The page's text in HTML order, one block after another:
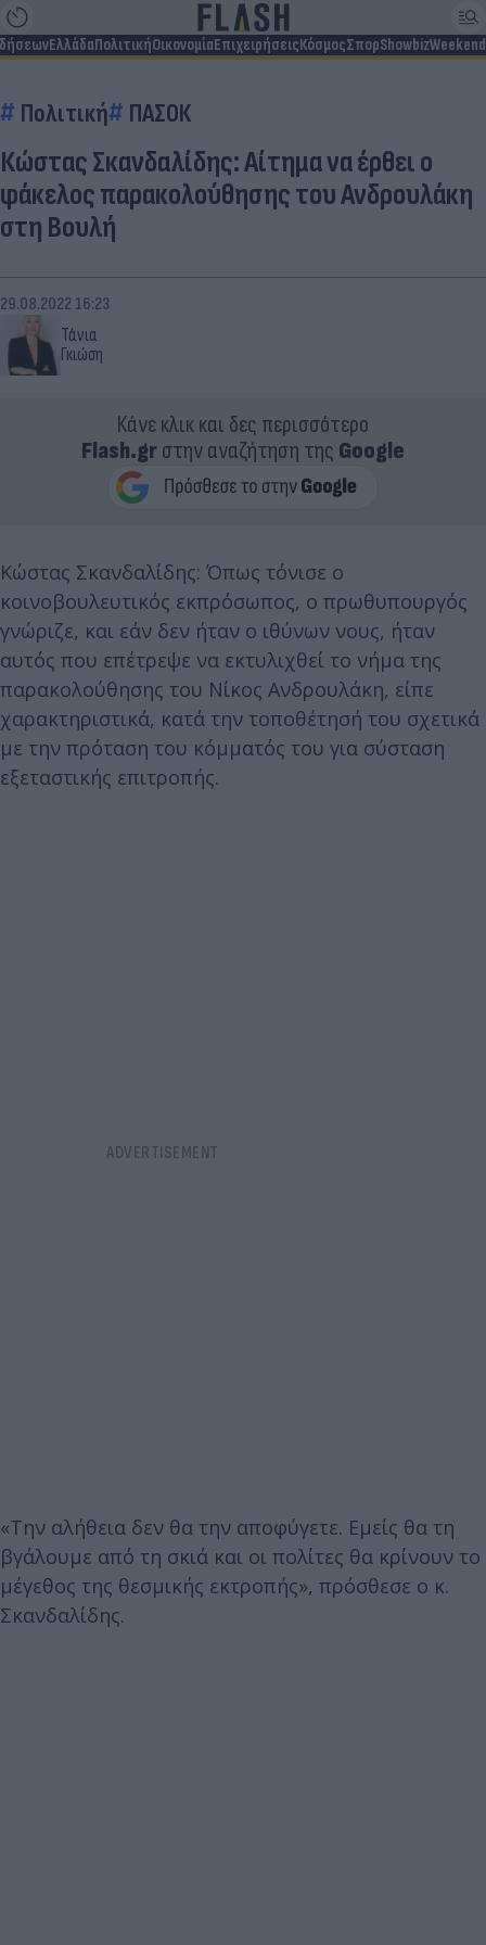
ΕλλάδαΠολιτικήΟικονομίαΕπιχειρήσειςΚόσμοςΣπορShowbizWeekend
Πολιτική ΠΑΣΟΚ
Κώστας Σκανδαλίδης: Αίτημα να έρθει ο
φάκελος παρακολούθησης του Ανδρουλάκη
στη Βουλή
Τάνια
Γκιώση
29.08.2022 16:23
Κάνε κλικ και δες περισσότερο
Flash.grστην αναζήτηση της Google
Κώστας Σκανδαλίδης: Όπως τόνισε ο
κοινοβουλευτικός εκπρόσωπος, ο πρωθυπουργός
γνώριζε, και εάν δεν ήταν ο ιθύνων νους, ήταν
αυτός που επέτρεψε να εκτυλιχθεί το νήμα της
παρακολούθησης του Νίκος Ανδρουλάκη, είπε
χαρακτηριστικά, κατά την τοποθέτησή του σχετικά
με την πρόταση του κόμματός του για σύσταση
εξεταστικής επιτροπής.
«Την αλήθεια δεν θα την αποφύγετε. Εμείς θα τη
βγάλουμε από τη σκιά και οι πολίτες θα κρίνουν το
μέγεθος της θεσμικής εκτροπής», πρόσθεσε ο κ.
Σκανδαλίδης.